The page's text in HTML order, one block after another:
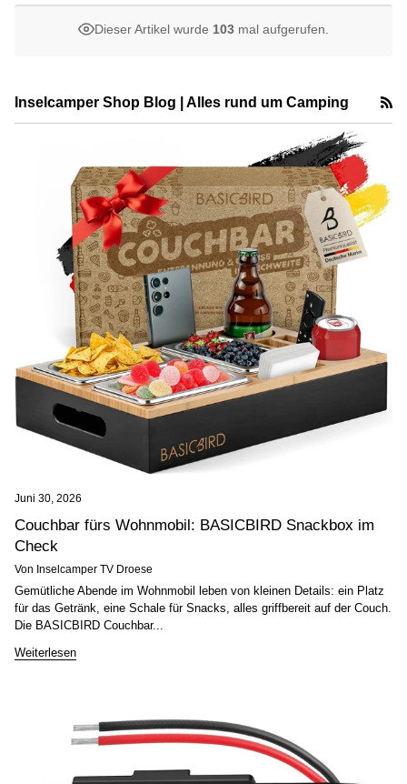
Dieser Artikel wurde 103 mal aufgerufen.
Inselcamper Shop Blog | Alles rund um Camping
Juni 30, 2026
Couchbar fürs Wohnmobil: BASICBIRD Snackbox im
Check
Von Inselcamper TV Droese
Gemütliche Abende im Wohnmobil leben von kleinen Details: ein Platz
für das Getränk, eine Schale für Snacks, alles griffbereit auf der Couch.
Die BASICBIRD Couchbar...
Weiterlesen